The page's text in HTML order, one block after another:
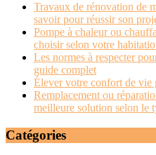
Travaux de rénovation de
savoir pour réussir son
Pompe à chaleur ou
choisir selon votre
Les normes à respecter
guide complet
Élever votre confort de vie
Remplacement ou
meilleure solution selon le
Catégories